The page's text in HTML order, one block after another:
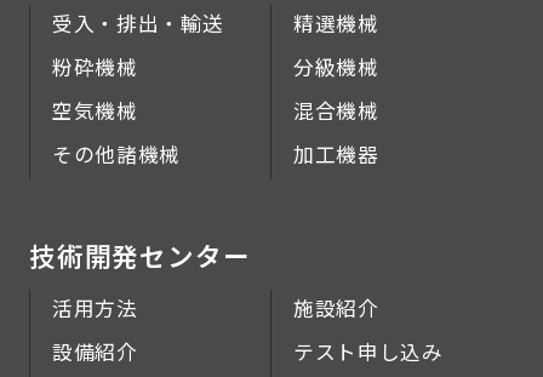
受入・排出・輸送
精選機械
粉砕機械
分級機械
空気機械
混合機械
その他諸機械
加工機器
技術開発センター
活用方法
施設紹介
設備紹介
テスト申し込み